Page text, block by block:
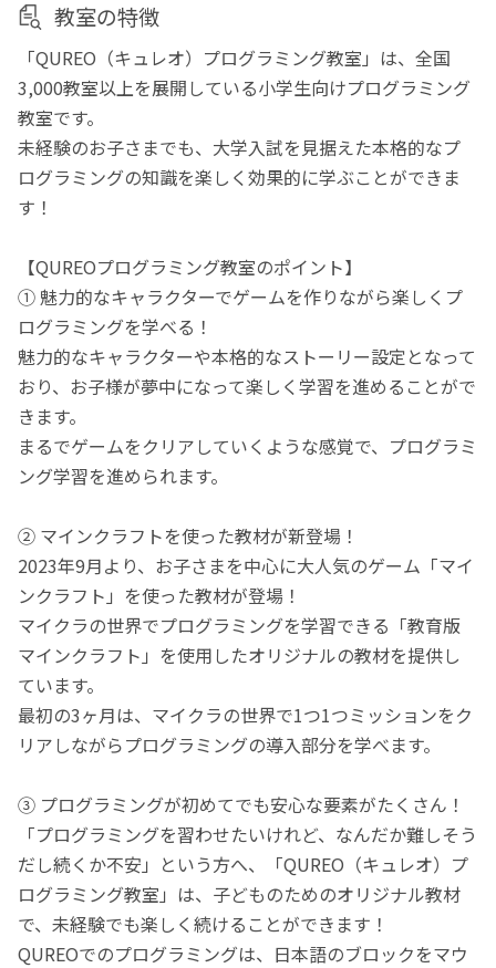
教室の特徴
「QUREO（キュレオ）プログラミング教室」は、全国
3,000教室以上を展開している小学生向けプログラミング
教室です。
未経験のお子さまでも、大学入試を見据えた本格的なプ
ログラミングの知識を楽しく効果的に学ぶことができま
す！
【QUREOプログラミング教室のポイント】
① 魅力的なキャラクターでゲームを作りながら楽しくプ
ログラミングを学べる！
魅力的なキャラクターや本格的なストーリー設定となって
おり、お子様が夢中になって楽しく学習を進めることがで
きます。
まるでゲームをクリアしていくような感覚で、プログラミ
ング学習を進められます。
② マインクラフトを使った教材が新登場！
2023年9月より、お子さまを中心に大人気のゲーム「マイ
ンクラフト」を使った教材が登場！
マイクラの世界でプログラミングを学習できる「教育版
マインクラフト」を使用したオリジナルの教材を提供し
ています。
最初の3ヶ月は、マイクラの世界で1つ1つミッションをク
リアしながらプログラミングの導入部分を学べます。
③ プログラミングが初めてでも安心な要素がたくさん！
「プログラミングを習わせたいけれど、なんだか難しそう
だし続くか不安」という方へ、「QUREO（キュレオ）プ
ログラミング教室」は、子どものためのオリジナル教材
で、未経験でも楽しく続けることができます！
QUREOでのプログラミングは、日本語のブロックをマウ